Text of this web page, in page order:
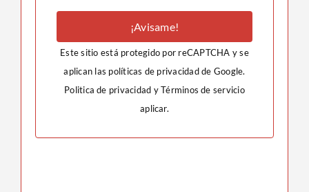
¡Avisame!
Este sitio está protegido por reCAPTCHA y se
aplican las políticas de privacidad de Google.
Politica de privacidad yTérminos de servicio
aplicar.